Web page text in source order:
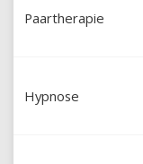
Paartherapie
Hypnoseeine